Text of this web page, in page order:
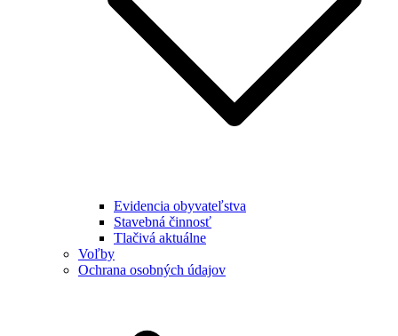
Evidencia obyvateľstva
Stavebná činnosť
Tlačivá aktuálne
Voľby
Ochrana osobných údajov